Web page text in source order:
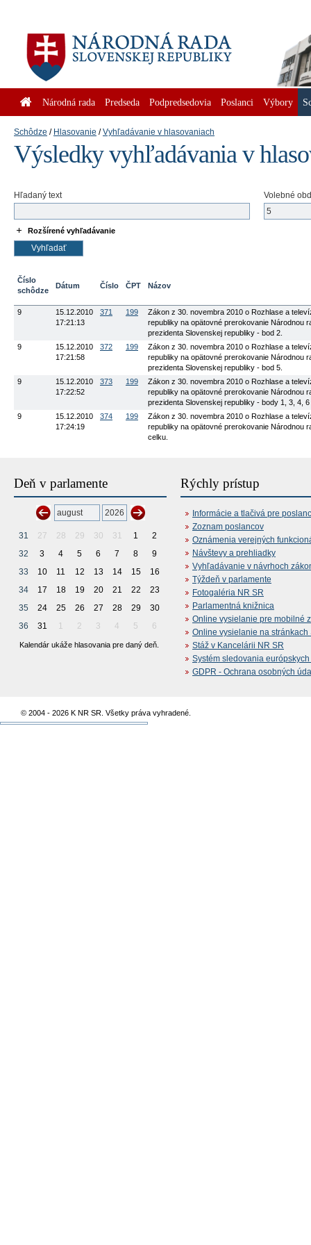
Národná rada Predseda Podpredsedovia Poslanci Výbory
Schôdze Hlasovanie Vyhľadávanie v hlasovaniach
Výsledky vyhľadávania v
Hľadaný text Volebné
Rozšírené vyhľadávanie
Číslo
schôdze
Dátum Číslo ČPT Názov
9
15.12.2010
17:21:13
371 199
Zákon z 30. novembra 2010 o Rozhlase a
republiky na opätovné prerokovanie Národnou
prezidenta Slovenskej republiky - bod 2.
9
15.12.2010
17:21:58
372 199
Zákon z 30. novembra 2010 o Rozhlase a
republiky na opätovné prerokovanie Národnou
prezidenta Slovenskej republiky - bod 5.
9
15.12.2010
17:22:52
373 199
Zákon z 30. novembra 2010 o Rozhlase a
republiky na opätovné prerokovanie Národnou
prezidenta Slovenskej republiky - body 1, 3, 4,
9
15.12.2010
17:24:19
374 199
Zákon z 30. novembra 2010 o Rozhlase a
republiky na opätovné prerokovanie Národnou
celku.
Deň v parlamente
31 27 28 29 30 31 1
2
32
3 4 5 6 7 8
9
33
10 11 12 13 14 15
16
34
17 18 19 20 21 22
23
35
24 25 26 27 28 29
30
36
31 1 2 3 4 5 6
Kalendár ukáže hlasovania pre daný deň.
Rýchly prístup
Informácie a tlačivá pre
Zoznam poslancov
Oznámenia verejných
Návštevy a prehliadky
Vyhľadávanie v návrhoch
Týždeň v parlamente
Fotogaléria NR SR
Parlamentná knižnica
Online vysielanie pre mobilné
Online vysielanie na stránkach
Stáž v Kancelárii NR SR
Systém sledovania
GDPR - Ochrana osobných
© 2004 - 2026 K NR SR. Všetky práva vyhradené.